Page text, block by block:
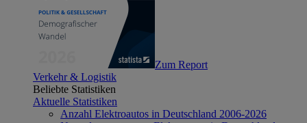
Zum Report
Verkehr & Logistik
Beliebte Statistiken
Aktuelle Statistiken
Anzahl Elektroautos in Deutschland 2006-2026